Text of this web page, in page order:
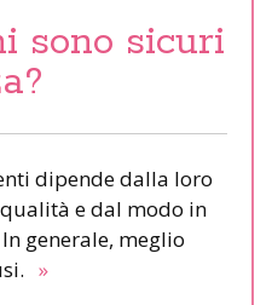
sono sicuri
dipende dalla loro
e dal modo in
generale, meglio
»